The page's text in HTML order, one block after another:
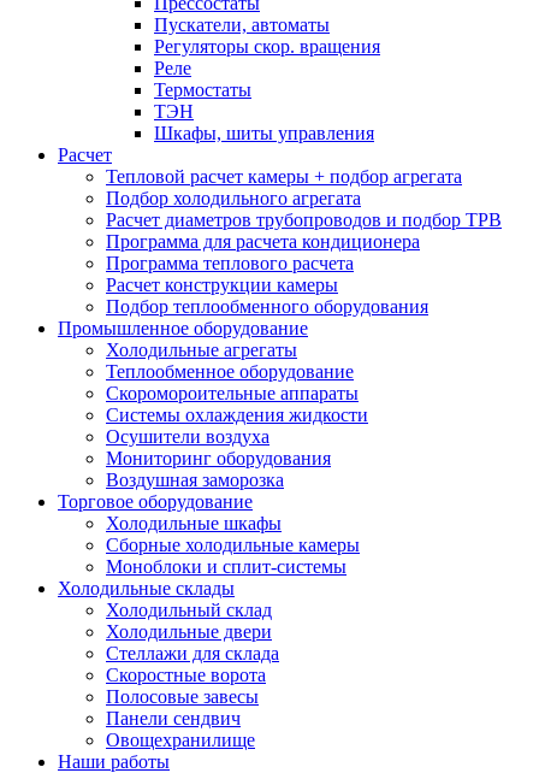
Пускатели, автоматы
Регуляторы скор. вращения
Реле
Термостаты
ТЭН
Шкафы, шиты управления
Расчет
Тепловой расчет камеры + подбор агрегата
Подбор холодильного агрегата
Расчет диаметров трубопроводов и подбор ТРВ
Программа для расчета кондиционера
Программа теплового расчета
Расчет конструкции камеры
Подбор теплообменного оборудования
Промышленное оборудование
Холодильные агрегаты
Теплообменное оборудование
Скоромороительные аппараты
Системы охлаждения жидкости
Осушители воздуха
Мониторинг оборудования
Воздушная заморозка
Торговое оборудование
Холодильные шкафы
Сборные холодильные камеры
Моноблоки и сплит-системы
Холодильные склады
Холодильный склад
Холодильные двери
Стеллажи для склада
Скоростные ворота
Полосовые завесы
Панели сендвич
Овощехранилище
Наши работы